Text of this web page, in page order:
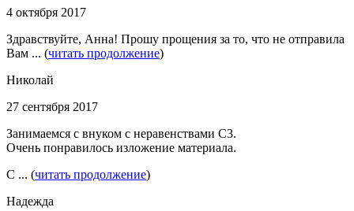
4 октября 2017
Здравствуйте, Анна! Прошу прощения за то, что не отправила
Вам ... (читать продолжение)
Николай
27 сентября 2017
Занимаемся с внуком с неравенствами С3.
Очень понравилось изложение материала.
С ... (читать продолжение)
Надежда